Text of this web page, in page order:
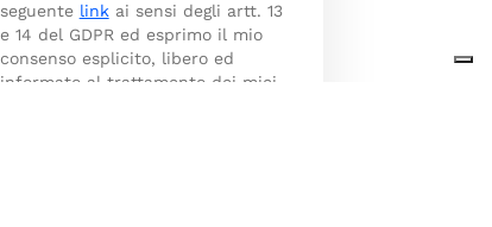
seguente linkai sensi degli artt. 13
e 14 del GDPR ed esprimo il mio
consenso esplicito, libero ed
informato al trattamento dei miei